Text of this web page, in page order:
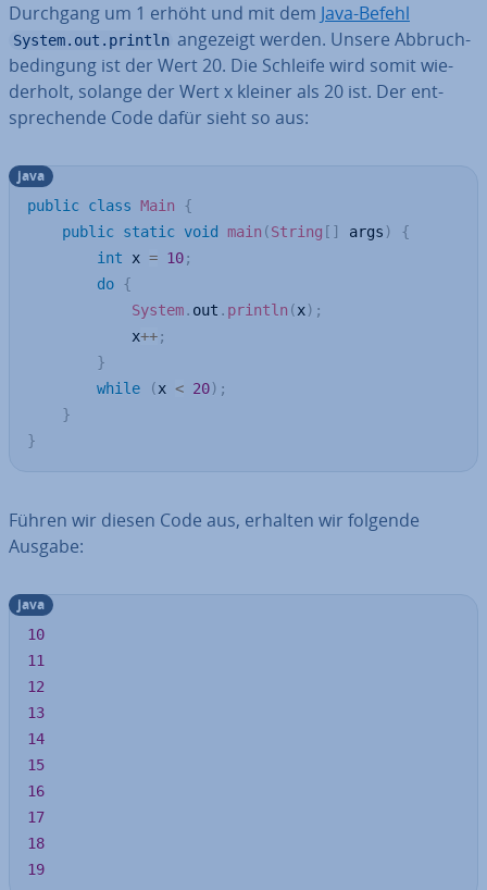
Durchgang um 1 erhöht und mit dem Java-Befehl
System.out.println angezeigt werden. Unsere Ab­bruch­
be­din­gung ist der Wert 20. Die Schleife wird somit wie­
der­holt, solange der Wert x kleiner als 20 ist. Der ent­
spre­chen­de Code dafür sieht so aus:
public class Main
{
public static void main (String [ ] args )
{
int x = 10;
do {
System. out . println (x) ;
			x
++;
}
while
(x < 20) ;
}
}
java
Führen wir diesen Code aus, erhalten wir folgende
Ausgabe:
10
11
12
13
14
15
16
17
18
19
java